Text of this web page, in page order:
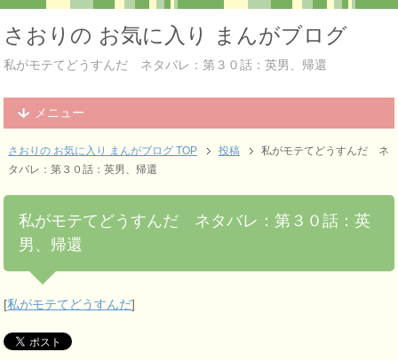
さおりの お気に入り まんがブログ
私がモテてどうすんだ ネタバレ：第３０話：英男、帰還
メニュー
さおりの お気に入り まんがブログ TOP 投稿
私がモテてどうすんだ ネ
タバレ：第３０話：英男、帰還
私がモテてどうすんだ ネタバレ：第３０話：英
男、帰還
[私がモテてどうすんだ]